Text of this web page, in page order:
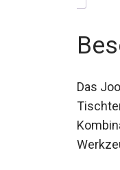
Das